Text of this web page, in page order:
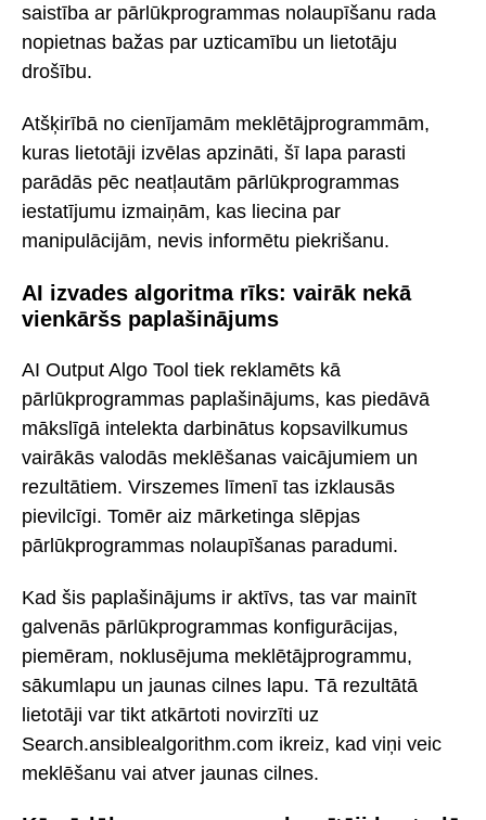
saistība ar pārlūkprogrammas nolaupīšanu rada
nopietnas bažas par uzticamību un lietotāju
drošību.
Atšķirībā no cienījamām meklētājprogrammām,
kuras lietotāji izvēlas apzināti, šī lapa parasti
parādās pēc neatļautām pārlūkprogrammas
iestatījumu izmaiņām, kas liecina par
manipulācijām, nevis informētu piekrišanu.
AI izvades algoritma rīks: vairāk nekā
vienkāršs paplašinājums
AI Output Algo Tool tiek reklamēts kā
pārlūkprogrammas paplašinājums, kas piedāvā
mākslīgā intelekta darbinātus kopsavilkumus
vairākās valodās meklēšanas vaicājumiem un
rezultātiem. Virszemes līmenī tas izklausās
pievilcīgi. Tomēr aiz mārketinga slēpjas
pārlūkprogrammas nolaupīšanas paradumi.
Kad šis paplašinājums ir aktīvs, tas var mainīt
galvenās pārlūkprogrammas konfigurācijas,
piemēram, noklusējuma meklētājprogrammu,
sākumlapu un jaunas cilnes lapu. Tā rezultātā
lietotāji var tikt atkārtoti novirzīti uz
Search.ansiblealgorithm.com ikreiz, kad viņi veic
meklēšanu vai atver jaunas cilnes.